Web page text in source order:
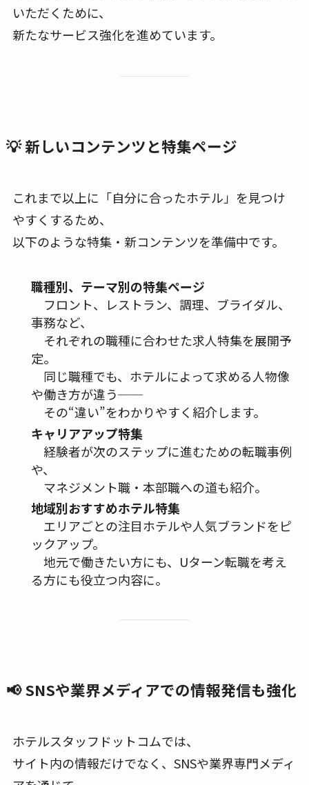
いただくために、
新たなサービス強化を進めています。
💡 新しいコンテンツと特集ページ
これまで以上に「自分に合ったホテル」を見つけ
やすくするため、
以下のような特集・新コンテンツを準備中です。
職種別、テーマ別の特集ページ
フロント、レストラン、調理、ブライダル、
事務など、
それぞれの職種に合わせた求人特集を展開予
定。
同じ職種でも、ホテルによって求める人物像
や働き方が違う──
その“違い”をわかりやすく紹介します。
キャリアアップ特集
経験者が次のステップに進むための転職事例
や、
マネジメント職・本部職への道も紹介。
地域別おすすめホテル特集
エリアごとの注目ホテルや人気ブランドをピ
ックアップ。
地元で働きたい方にも、Uターン転職を考え
る方にも役立つ内容に。
📢 SNSや業界メディアでの情報発信も強化
ホテルスタッフドットコムでは、
サイト内の情報だけでなく、SNSや業界専門メディ